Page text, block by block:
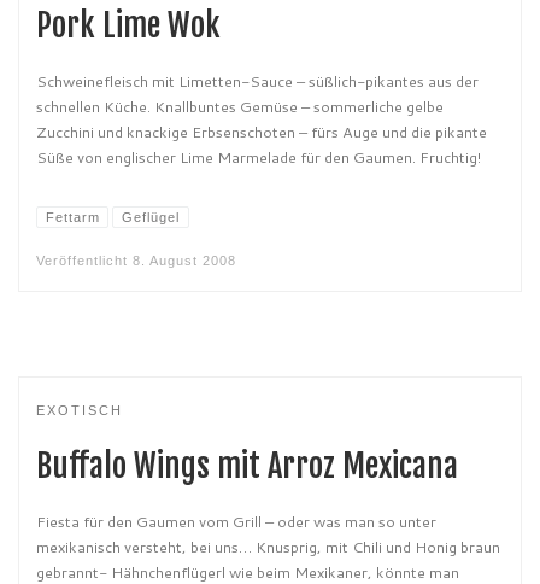
Pork Lime Wok
Schweinefleisch mit Limetten-Sauce – süßlich-pikantes aus der
schnellen Küche. Knallbuntes Gemüse – sommerliche gelbe
Zucchini und knackige Erbsenschoten – fürs Auge und die pikante
Süße von englischer Lime Marmelade für den Gaumen. Fruchtig!
Fettarm Geflügel
Veröffentlicht 8. August 2008
EXOTISCH
Buffalo Wings mit Arroz Mexicana
Fiesta für den Gaumen vom Grill – oder was man so unter
mexikanisch versteht, bei uns… Knusprig, mit Chili und Honig braun
gebrannt- Hähnchenflügerl wie beim Mexikaner, könnte man